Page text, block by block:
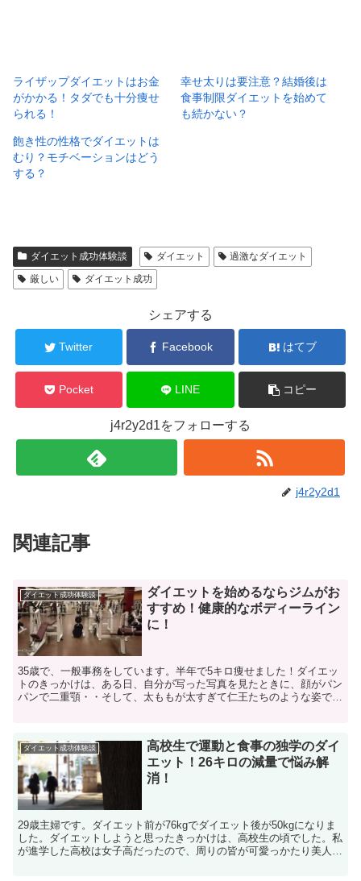
ライザップダイエットはお金
がかかる！タダでも十分痩せ
られる！
幸せ太りは要注意？結婚後は
食事制限ダイエットを始めて
も続かない？
飽き性の性格でダイエットは
むり？モチベーションはどう
する？
ダイエット成功体験談 ダイエット
過激なダイエット
厳しい
ダイエット成功
シェアする
Twitter Facebook はてブ
Pocket LINE コピー
j4r2y2d1をフォローする
j4r2y2d1
関連記事
ダイエット成功体験談
ダイエットを始めるならジムがお
すすめ！健康的なボディーライン
に！
35歳で、一般事務をしています。半年で5キロ痩せました！ダイエッ
トのきっかけは、ある日、自分が写った写真を見たときに、顔がパン
パンで二重顎・・そして、太ももが太すぎて仁王たちのような姿でピ
ダイエット成功体験談
高校生で運動と食事の独学のダイ
エット！26キロの減量で悩み解
消！
29歳主婦です。ダイエット前が76kgでダイエット後が50kgになりま
した。ダイエットしようと思ったきっかけは、高校生の頃でした。私
が進学した高校は女子高だったので、周りの皆が可愛っかたり美人な